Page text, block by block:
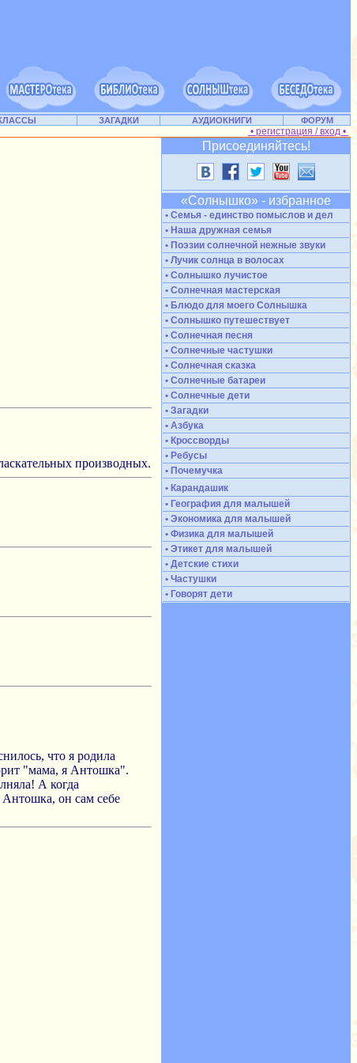
ЗАГАДКИ АУДИОКНИГИ ФОРУМ
• регистрация / вход •
производных.
что я родила
"мама, я Антошка".
А когда
Антошка, он сам себе
Присоединяйтесь!
«Солнышко» - избранное
• Семья - единство помыслов и дел
• Наша дружная семья
• Поэзии солнечной нежные звуки
• Лучик солнца в волосах
• Солнышко лучистое
• Солнечная мастерская
• Блюдо для моего Солнышка
• Солнышко путешествует
• Солнечная песня
• Солнечные частушки
• Солнечная сказка
• Солнечные батареи
• Солнечные дети
• Загадки
• Азбука
• Кроссворды
• Ребусы
• Почемучка
• Карандашик
• География для малышей
• Экономика для малышей
• Физика для малышей
• Этикет для малышей
• Детские стихи
• Частушки
• Говорят дети